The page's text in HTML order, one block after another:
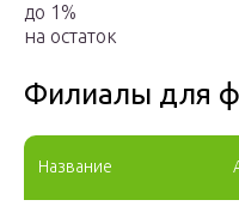
до 1%
на остаток
Филиалы для
Название